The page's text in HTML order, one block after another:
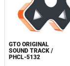
GTO ORIGINAL
SOUND TRACK /
PHCL-5132